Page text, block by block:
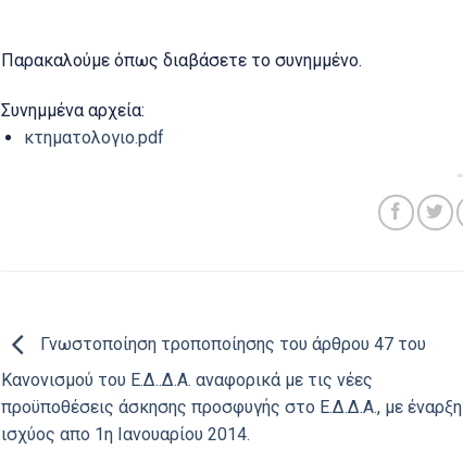
Παρακαλούμε όπως διαβάσετε το συνημμένο.
Συνημμένα αρχεία:
κτηματολογιο.pdf
Γνωστοποίηση τροποποίησης του άρθρου 47 του
Κανονισμού του Ε.Δ..Δ.Α. αναφορικά με τις νέες
προϋποθέσεις άσκησης προσφυγής στο Ε.Δ.Δ.Α., με έναρξη
ισχύος απο 1η Ιανουαρίου 2014.